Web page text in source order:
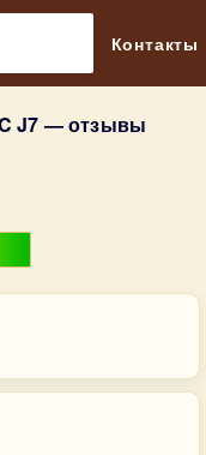
Контакты
J7 — отзывы